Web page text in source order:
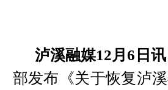
泸溪融媒12月6日
部发布《关于恢复泸